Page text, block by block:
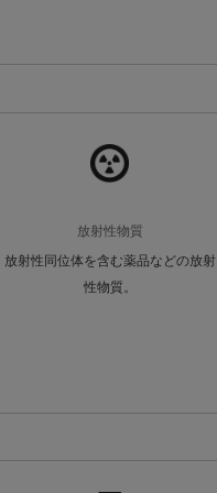
放射性物質
放射性同位体を含む薬品などの放射
性物質。